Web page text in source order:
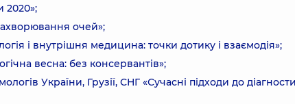
2020»;
очей»;
і внутрішня медицина: точки дотику і взаємодія»;
весна: без консервантів»;
України, Грузії, СНГ «Сучасні підходи до